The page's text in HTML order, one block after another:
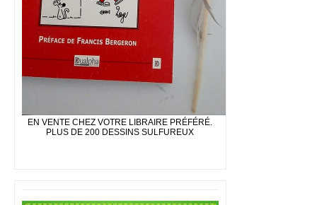
EN VENTE CHEZ VOTRE LIBRAIRE PRÉFÉRÉ.
PLUS DE 200 DESSINS SULFUREUX